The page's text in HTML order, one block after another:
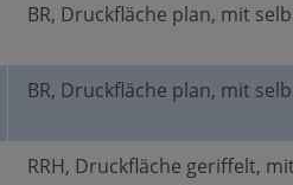
BR, Druckfläche plan, mit
BR, Druckfläche plan, mit
RRH, Druckfläche geriffelt,